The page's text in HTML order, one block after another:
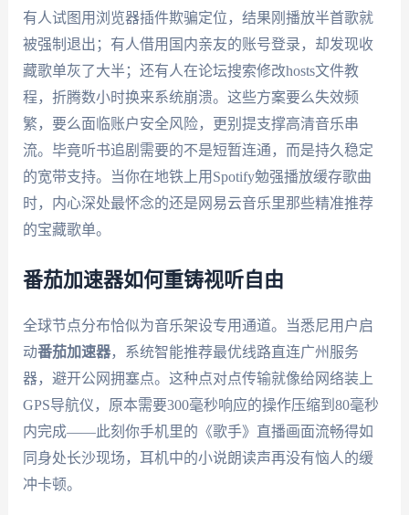
有人试图用浏览器插件欺骗定位，结果刚播放半首歌就
被强制退出；有人借用国内亲友的账号登录，却发现收
藏歌单灰了大半；还有人在论坛搜索修改hosts文件教
程，折腾数小时换来系统崩溃。这些方案要么失效频
繁，要么面临账户安全风险，更别提支撑高清音乐串
流。毕竟听书追剧需要的不是短暂连通，而是持久稳定
的宽带支持。当你在地铁上用Spotify勉强播放缓存歌曲
时，内心深处最怀念的还是网易云音乐里那些精准推荐
的宝藏歌单。
番茄加速器如何重铸视听自由
全球节点分布恰似为音乐架设专用通道。当悉尼用户启
动番茄加速器，系统智能推荐最优线路直连广州服务
器，避开公网拥塞点。这种点对点传输就像给网络装上
GPS导航仪，原本需要300毫秒响应的操作压缩到80毫秒
内完成——此刻你手机里的《歌手》直播画面流畅得如
同身处长沙现场，耳机中的小说朗读声再没有恼人的缓
冲卡顿。